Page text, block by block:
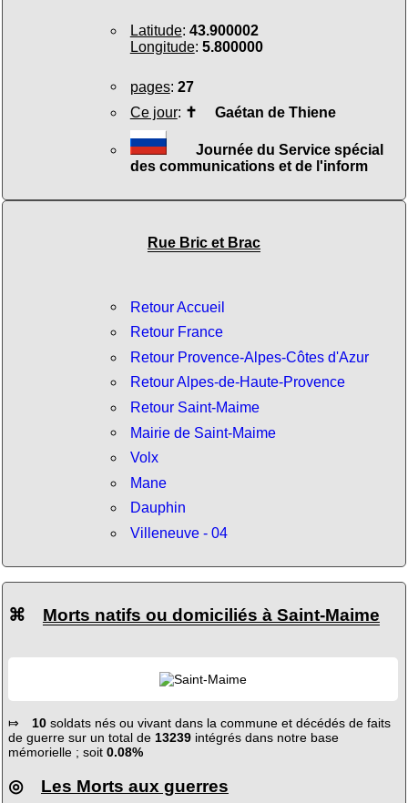
Latitude: 43.900002
Longitude: 5.800000
pages: 27
Ce jour: ✝ Gaétan de Thiene
Journée du Service spécial
des communications et de l'inform
Rue Bric et Brac
Retour Accueil
Retour France
Retour Provence-Alpes-Côtes d'Azur
Retour Alpes-de-Haute-Provence
Retour Saint-Maime
Mairie de Saint-Maime
Volx
Mane
Dauphin
Villeneuve - 04
⌘ Morts natifs ou domiciliés à Saint-Maime
⤇ 10soldats nés ou vivant dans la commune et décédés de faits
de guerre sur un total de 13239intégrés dans notre base
mémorielle ; soit 0.08%
◎ Les Morts aux guerres